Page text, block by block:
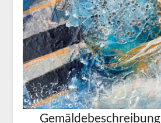
Gemäldebeschreibung